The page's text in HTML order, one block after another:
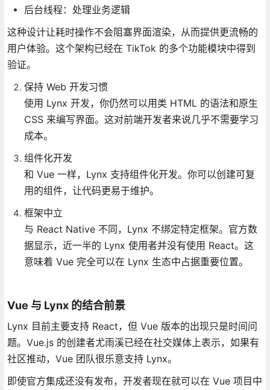
后台线程：处理业务逻辑
这种设计让耗时操作不会阻塞界面渲染，从而提供更流畅的
用户体验。这个架构已经在 TikTok 的多个功能模块中得到
验证。
保持 Web 开发习惯
使用 Lynx 开发，你仍然可以用类 HTML 的语法和原生
CSS 来编写界面。这对前端开发者来说几乎不需要学习
成本。
组件化开发
和 Vue 一样，Lynx 支持组件化开发。你可以创建可复
用的组件，让代码更易于维护。
框架中立
与 React Native 不同，Lynx 不绑定特定框架。官方数
据显示，近一半的 Lynx 使用者并没有使用 React。这
意味着 Vue 完全可以在 Lynx 生态中占据重要位置。
Vue 与 Lynx 的结合前景
Lynx 目前主要支持 React，但 Vue 版本的出现只是时间问
题。Vue.js 的创建者尤雨溪已经在社交媒体上表示，如果有
社区推动，Vue 团队很乐意支持 Lynx。
即使官方集成还没有发布，开发者现在就可以在 Vue 项目中